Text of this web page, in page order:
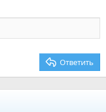
Ответить